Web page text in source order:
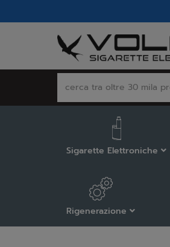
Sigarette Elettroniche
Rigenerazione